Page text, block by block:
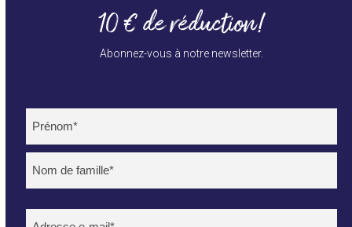
10 € de réduction!
Abonnez-vous à notre newsletter.
Name
E-